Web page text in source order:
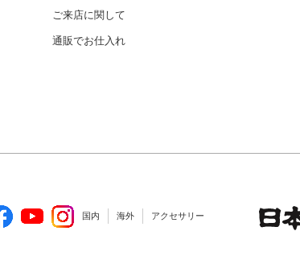
ご来店に関して
通販でお仕入れ
国内 海外 アクセサリー